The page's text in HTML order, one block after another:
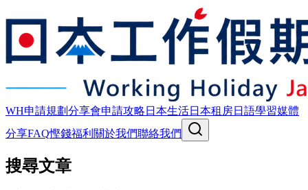
WH申請規劃分享會申請攻略 日本生活日本租房日語學習媒體
分享FAQ慳錢福利 關於我們聯絡我們
搜尋文章